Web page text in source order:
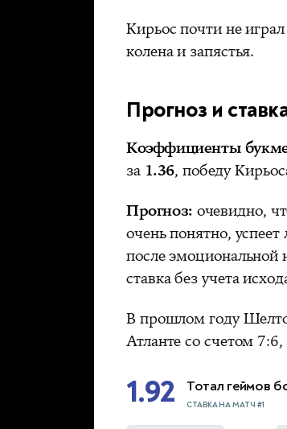
Кирьос почти не
колена и запястья.
Прогноз и
Коэффициенты
за 1.36, победу
Прогноз: очевидно,
очень понятно,
после эмоциональной
ставка без учета
В прошлом году
Атланте со счетом
1.92 Тотал геймов
СТАВКА НА МАТЧ #1